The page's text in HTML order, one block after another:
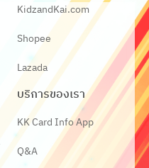
KidzandKai.com
Shopee
Lazada
บริการของเรา
KK Card Info App
Q&A